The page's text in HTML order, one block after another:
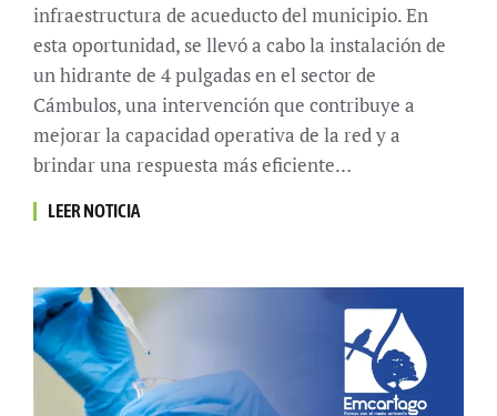
infraestructura de acueducto del municipio. En
esta oportunidad, se llevó a cabo la instalación de
un hidrante de 4 pulgadas en el sector de
Cámbulos, una intervención que contribuye a
mejorar la capacidad operativa de la red y a
brindar una respuesta más eficiente…
LEER NOTICIA